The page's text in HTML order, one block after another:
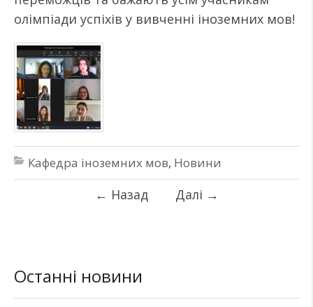
олімпіади успіхів у вивченні іноземних мов!
Кафедра іноземних мов, Новини
← Назад Далі →
Останні новини